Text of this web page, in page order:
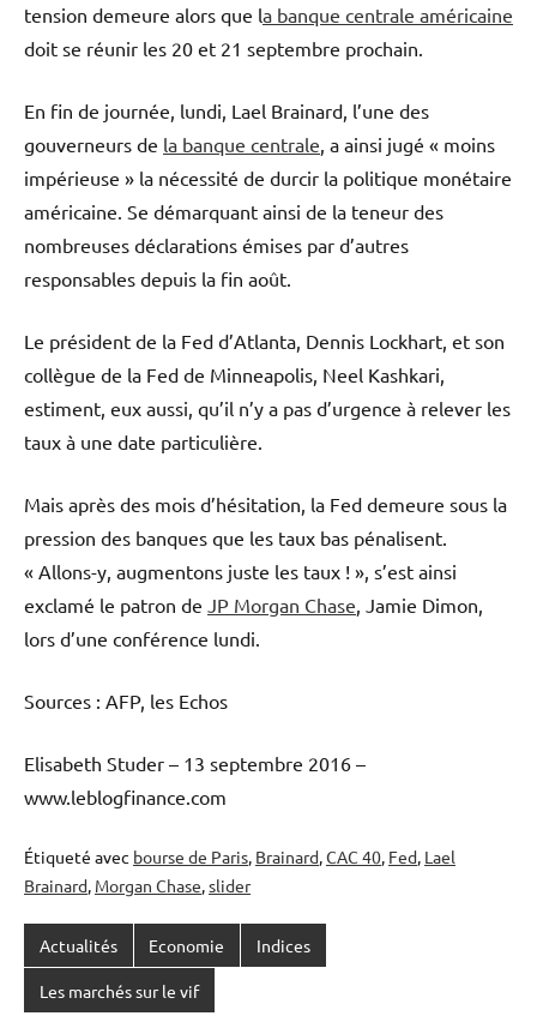
tension demeure alors que la banque centrale américaine
doit se réunir les 20 et 21 septembre prochain.
En fin de journée, lundi, Lael Brainard, l’une des
gouverneurs de la banque centrale , a ainsi jugé « moins
impérieuse » la nécessité de durcir la politique monétaire
américaine. Se démarquant ainsi de la teneur des
nombreuses déclarations émises par d’autres
responsables depuis la fin août.
Le président de la Fed d’Atlanta, Dennis Lockhart, et son
collègue de la Fed de Minneapolis, Neel Kashkari,
estiment, eux aussi, qu’il n’y a pas d’urgence à relever les
taux à une date particulière.
Mais après des mois d’hésitation, la Fed demeure sous la
pression des banques que les taux bas pénalisent.
« Allons-y, augmentons juste les taux ! », s’est ainsi
exclamé le patron de JP Morgan Chase , Jamie Dimon,
lors d’une conférence lundi.
Sources : AFP, les Echos
Elisabeth Studer – 13 septembre 2016 –
www.leblogfinance.com
Étiqueté avec bourse de Paris Brainard CAC 40 Fed Lael
Brainard Morgan Chase slider
Actualités Economie Indices
Les marchés sur le vif